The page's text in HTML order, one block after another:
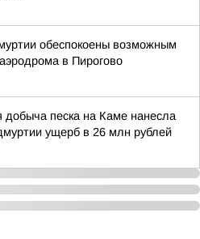
обеспокоены возможным
в Пирогово
добыча песка на Каме нанесла
ущерб в 26 млн рублей